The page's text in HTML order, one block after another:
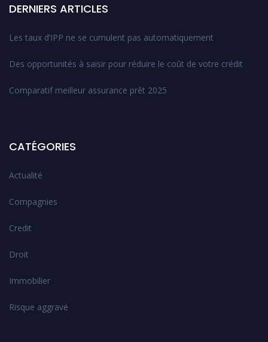
DERNIERS ARTICLES
Les taux d’IPP ne se cumulent pas automatiquement
Des opportunités à saisir pour réduire le coût de votre crédit
Comparatif meilleur assurance prêt 2025
CATÉGORIES
Actualité
Compagnies
Credit
Droit
Immobilier
Risque aggravé